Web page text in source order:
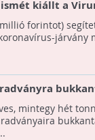
kiállt a
forintot)
járvány
mintegy hét